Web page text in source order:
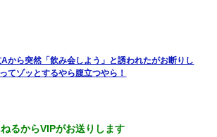
から突然「飲み会しよう」と誘われたがお断りし
てゾッとするやら腹立つやら！
るからVIPがお送りします